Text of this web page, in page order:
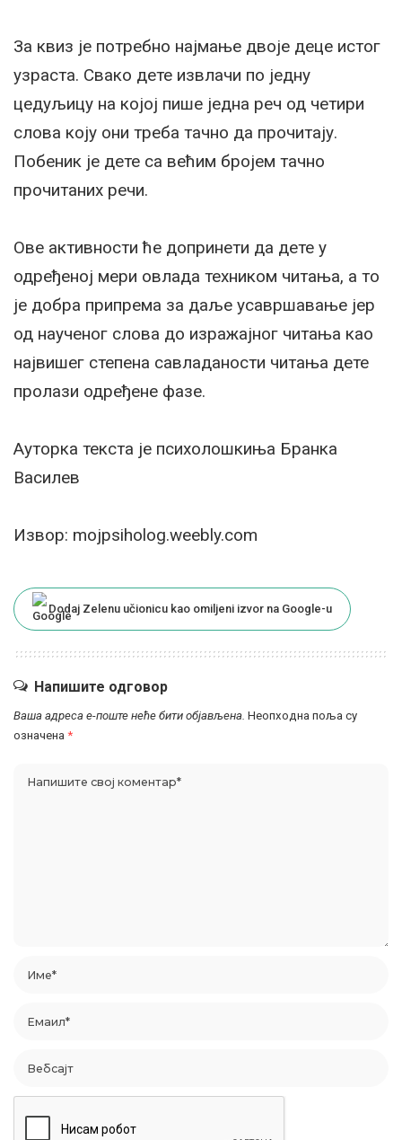
За квиз је потребно најмање двоје деце истог
узраста. Свако дете извлачи по једну
цедуљицу на којој пише једна реч од четири
слова коју они треба тачно да прочитају.
Побеник је дете са већим бројем тачно
прочитаних речи.
Ове активности ће допринети да дете у
одређеној мери овлада техником читања, а то
је добра припрема за даље усавршавање јер
од наученог слова до изражајног читања као
највишег степена савладаности читања дете
пролази одређене фазе.
Ауторка текста је психолошкиња Бранка
Василев
Извор: mojpsiholog.weebly.com
Dodaj Zelenu učionicu kao omiljeni izvor na Google-u
Напишите одговор
Ваша адреса е-поште неће бити објављена. Неопходна поља су
означена *